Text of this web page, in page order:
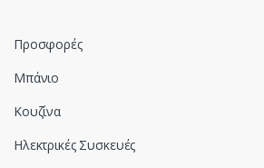
Προσφορές
Μπάνιο
Κουζίνα
Ηλεκτρικές Συσκευές